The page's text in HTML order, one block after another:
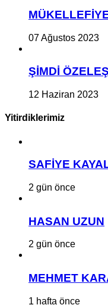
07 Ağustos 2023
ŞİMDİ
12 Haziran 2023
Yitirdiklerimiz
SAFİYE
2 gün önce
HASAN UZUN
2 gün önce
MEHMET
1 hafta önce